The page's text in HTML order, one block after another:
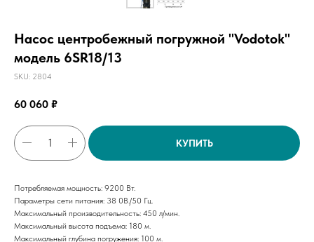
Насос центробежный погружной "Vodotok"
модель 6SR18/13
SKU: 2804
60 060 ₽
КУПИТЬ
Потребляемая мощность: 9200 Вт.
Параметры сети питания: 38 0В./50 Гц.
Максимальный производительность: 450 л/мин.
Максимальный высота подъема: 180 м.
Максимальный глубина погружения: 100 м.